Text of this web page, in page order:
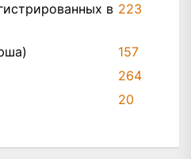
в 223
157
264
20